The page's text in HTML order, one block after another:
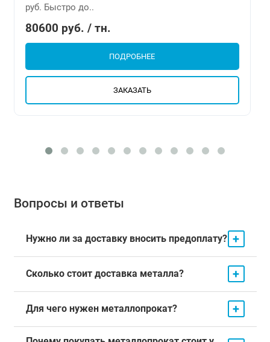
руб. Быстро до..
80600 руб. / тн.
ПОДРОБНЕЕ
ЗАКАЗАТЬ
Вопросы и ответы
Нужно ли за доставку вносить предоплату? +
Сколько стоит доставка металла? +
Для чего нужен металлопрокат? +